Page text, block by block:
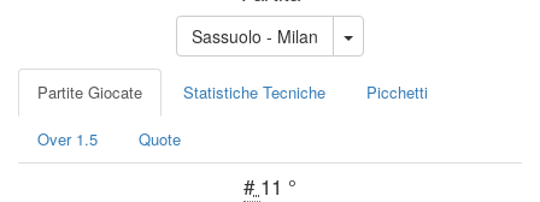
Sassuolo - Milan
Partite Giocate Statistiche Tecniche Picchetti
Over 1.5 Quote
# 11 °